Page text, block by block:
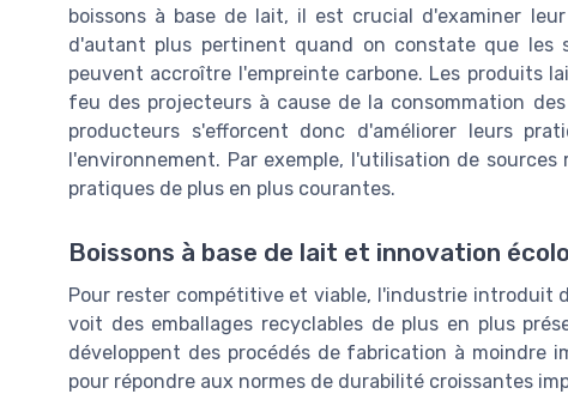
boissons à base de lait, il est crucial d'examiner
d'autant plus pertinent quand on constate que les
peuvent accroître l'empreinte carbone. Les produits
feu des projecteurs à cause de la consommation
producteurs s'efforcent donc d'améliorer leurs
l'environnement. Par exemple, l'utilisation de
pratiques de plus en plus courantes.
Boissons à base de lait et innovation
Pour rester compétitive et viable, l'industrie introduit
voit des emballages recyclables de plus en plus
développent des procédés de fabrication à moindre
pour répondre aux normes de durabilité croissantes